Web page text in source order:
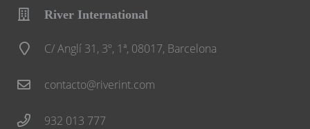
River International
C/ Anglí 31, 3º, 1ª, 08017, Barcelona
contacto@riverint.com
932 013 777